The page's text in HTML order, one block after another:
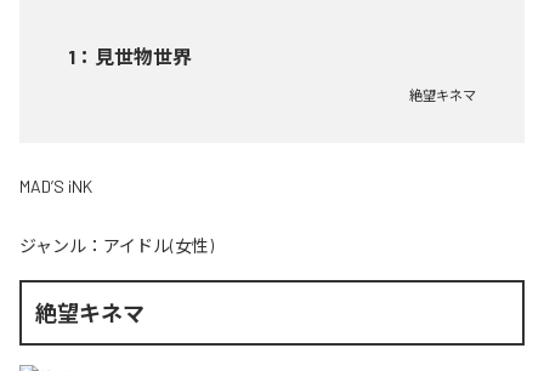
1 ： 見世物世界
絶望キネマ
MAD’S iNK
ジャンル： アイドル(女性)
絶望キネマ